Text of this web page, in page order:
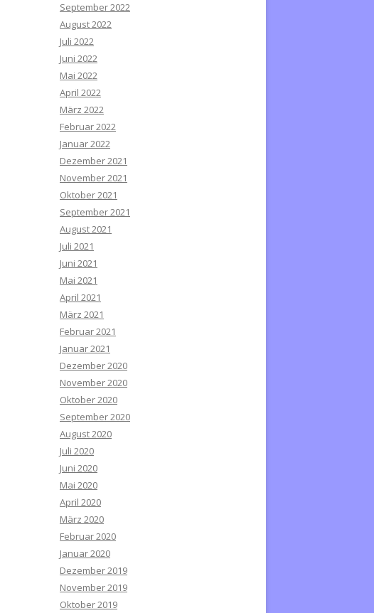
September 2022
August 2022
Juli 2022
Juni 2022
Mai 2022
April 2022
März 2022
Februar 2022
Januar 2022
Dezember 2021
November 2021
Oktober 2021
September 2021
August 2021
Juli 2021
Juni 2021
Mai 2021
April 2021
März 2021
Februar 2021
Januar 2021
Dezember 2020
November 2020
Oktober 2020
September 2020
August 2020
Juli 2020
Juni 2020
Mai 2020
April 2020
März 2020
Februar 2020
Januar 2020
Dezember 2019
November 2019
Oktober 2019